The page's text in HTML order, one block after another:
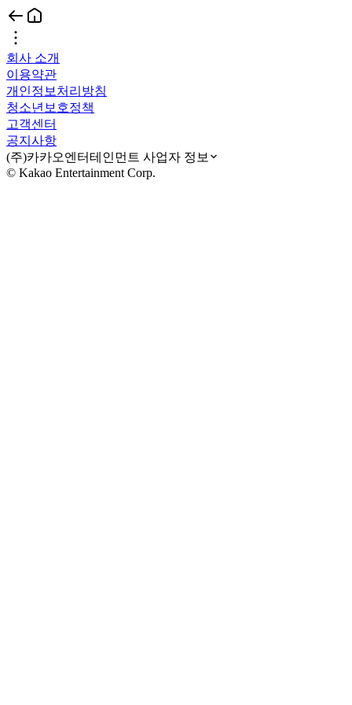
회사 소개
이용약관
개인정보처리방침
청소년보호정책
고객센터
공지사항
(주)카카오엔터테인먼트 사업자 정보
© Kakao Entertainment Corp.